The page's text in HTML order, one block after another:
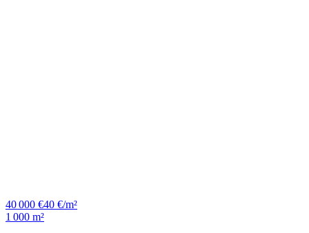
40 000 €40 €/m²
1 000 m²